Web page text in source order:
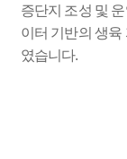
증단지 조성 및
이터 기반의 생
였습니다.